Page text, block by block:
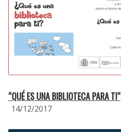
“QUÉ ES UNA BIBLIOTECA PARA TI“
14/12/2017